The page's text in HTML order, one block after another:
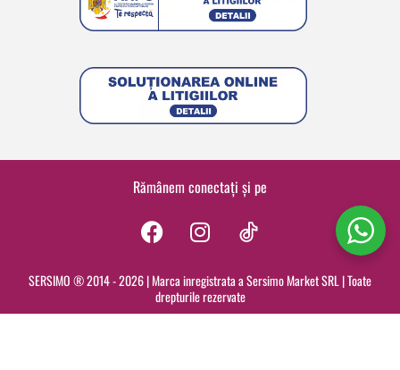
Rămânem conectați și pe
F
c
e
I
s
t
SERSIMO ® 2014 - 2026 | Marca inregistrata a Sersimo Market SRL | Toate
drepturile rezervate